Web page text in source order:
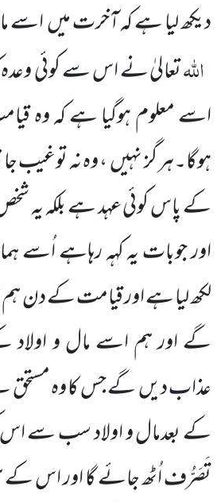
دیکھ لیا ہے کہ آخرت میں اسے
اللہتعالیٰ نے اس سے کوئی
اسے معلوم ہوگیا ہے کہ وہ
ہوگا۔ہر گز نہیں ، وہ نہ توغیب
کے پاس کوئی عہد ہے بلکہ یہ
اور جوبات یہ کہہ رہاہے
لکھ لیا ہے اور قیامت کے دن
گے اور ہم اسے مال و اولاد
عذاب دیں گے جس کا وہ مستحق
کے بعدمال و اولاد سب سے اس
تَصَرُّف اُٹھ جائے گا اور اس